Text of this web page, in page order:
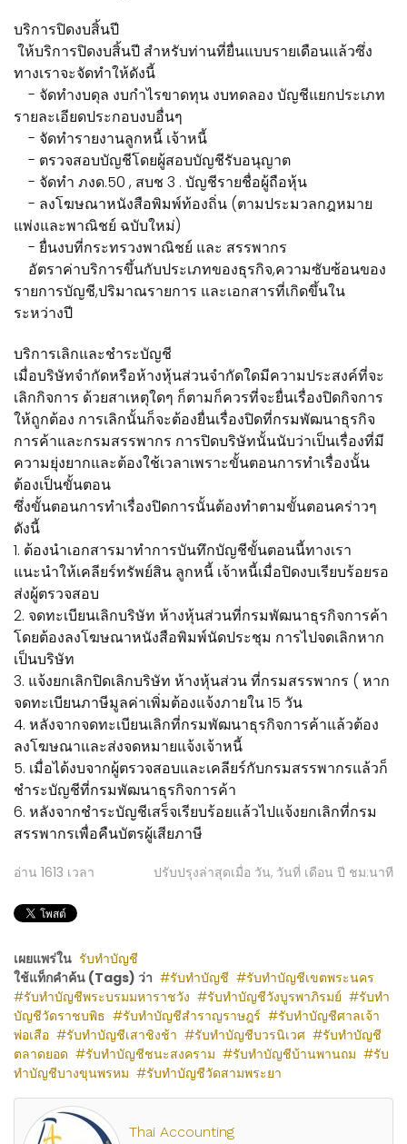
บริการปิดงบสิ้นปี
ให้บริการปิดงบสิ้นปี สำหรับท่านที่ยื่นแบบรายเดือนแล้วซึ่ง
ทางเราจะจัดทำให้ดังนี้
- จัดทำงบดุล งบกำไรขาดทุน งบทดลอง บัญชีแยกประเภท
รายละเอียดประกอบงบอื่นๆ
- จัดทำรายงานลูกหนี้ เจ้าหนี้
- ตรวจสอบบัญชีโดยผู้สอบบัญชีรับอนุญาต
- จัดทำ ภงด.50 , สบช 3 . บัญชีรายชื่อผู้ถือหุ้น
- ลงโฆษณาหนังสือพิมพ์ท้องถิ่น (ตามประมวลกฎหมาย
แพ่งและพาณิชย์ ฉบับใหม่)
- ยื่นงบที่กระทรวงพาณิชย์ และ สรรพากร
อัตราค่าบริการขึ้นกับประเภทของธุรกิจ,ความซับซ้อนของ
รายการบัญชี,ปริมาณรายการ และเอกสารที่เกิดขึ้นใน
ระหว่างปี
บริการเลิกและชำระบัญชี
เมื่อบริษัทจำกัดหรือห้างหุ้นส่วนจำกัดใดมีความประสงค์ที่จะ
เลิกกิจการ ด้วยสาเหตุใดๆ ก็ตามก็ควรที่จะยื่นเรื่องปิดกิจการ
ให้ถูกต้อง การเลิกนั้นก็จะต้องยื่นเรื่องปิดที่กรมพัฒนาธุรกิจ
การค้าและกรมสรรพากร การปิดบริษัทนั้นนับว่าเป็นเรื่องที่มี
ความยุ่งยากและต้องใช้เวลาเพราะขั้นตอนการทำเรื่องนั้น
ต้องเป็นขั้นตอน
ซึ่งขั้นตอนการทำเรื่องปิดการนั้นต้องทำตามขั้นตอนคร่าวๆ
ดังนี้
1. ต้องนำเอกสารมาทำการบันทึกบัญชีขั้นตอนนี้ทางเรา
แนะนำให้เคลียร์ทรัพย์สิน ลูกหนี้ เจ้าหนี้เมื่อปิดงบเรียบร้อยรอ
ส่งผู้ตรวจสอบ
2. จดทะเบียนเลิกบริษัท ห้างหุ้นส่วนที่กรมพัฒนาธุรกิจการค้า
โดยต้องลงโฆษณาหนังสือพิมพ์นัดประชุม การไปจดเลิกหาก
เป็นบริษัท
3. แจ้งยกเลิกปิดเลิกบริษัท ห้างหุ้นส่วน ที่กรมสรรพากร ( หาก
จดทะเบียนภาษีมูลค่าเพิ่มต้องแจ้งภายใน 15 วัน
4. หลังจากจดทะเบียนเลิกที่กรมพัฒนาธุรกิจการค้าแล้วต้อง
ลงโฆษณาและส่งจดหมายแจ้งเจ้าหนี้
5. เมื่อได้งบจากผู้ตรวจสอบและเคลียร์กับกรมสรรพากรแล้วก็
ชำระบัญชีที่กรมพัฒนาธุรกิจการค้า
6. หลังจากชำระบัญชีเสร็จเรียบร้อยแล้วไปแจ้งยกเลิกที่กรม
สรรพากรเพื่อคืนบัตรผู้เสียภาษี
อ่าน 1613 เวลา ปรับปรุงล่าสุดเมื่อ วัน, วันที่ เดือน ปี ชม:นาที
เผยแพร่ใน รับทำบัญชี
ใช้แท็กคำค้น (Tags) ว่า
รับทำบัญชี
รับทำบัญชีเขตพระนคร
รับทำบัญชีพระบรมมหาราชวัง
รับทำบัญชีวังบูรพาภิรมย์
รับทำ
บัญชีวัดราชบพิธ
รับทำบัญชีสำราญราษฎร์
รับทำบัญชีศาลเจ้า
พ่อเสือ
รับทำบัญชีเสาชิงช้า รับทำบัญชีบวรนิเวศ
รับทำบัญชี
ตลาดยอด
รับทำบัญชีชนะสงคราม รับทำบัญชีบ้านพานถม
รับ
ทำบัญชีบางขุนพรหม
รับทำบัญชีวัดสามพระยา
Thai Accounting